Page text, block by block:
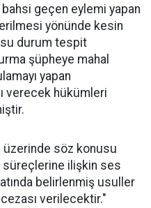
geçen eylemi yapan
yönünde kesin
durum tespit
şüpheye mahal
yapan
verecek hükümleri
söz konusu
ilişkin ses
belirlenmiş usuller
cezası verilecektir."